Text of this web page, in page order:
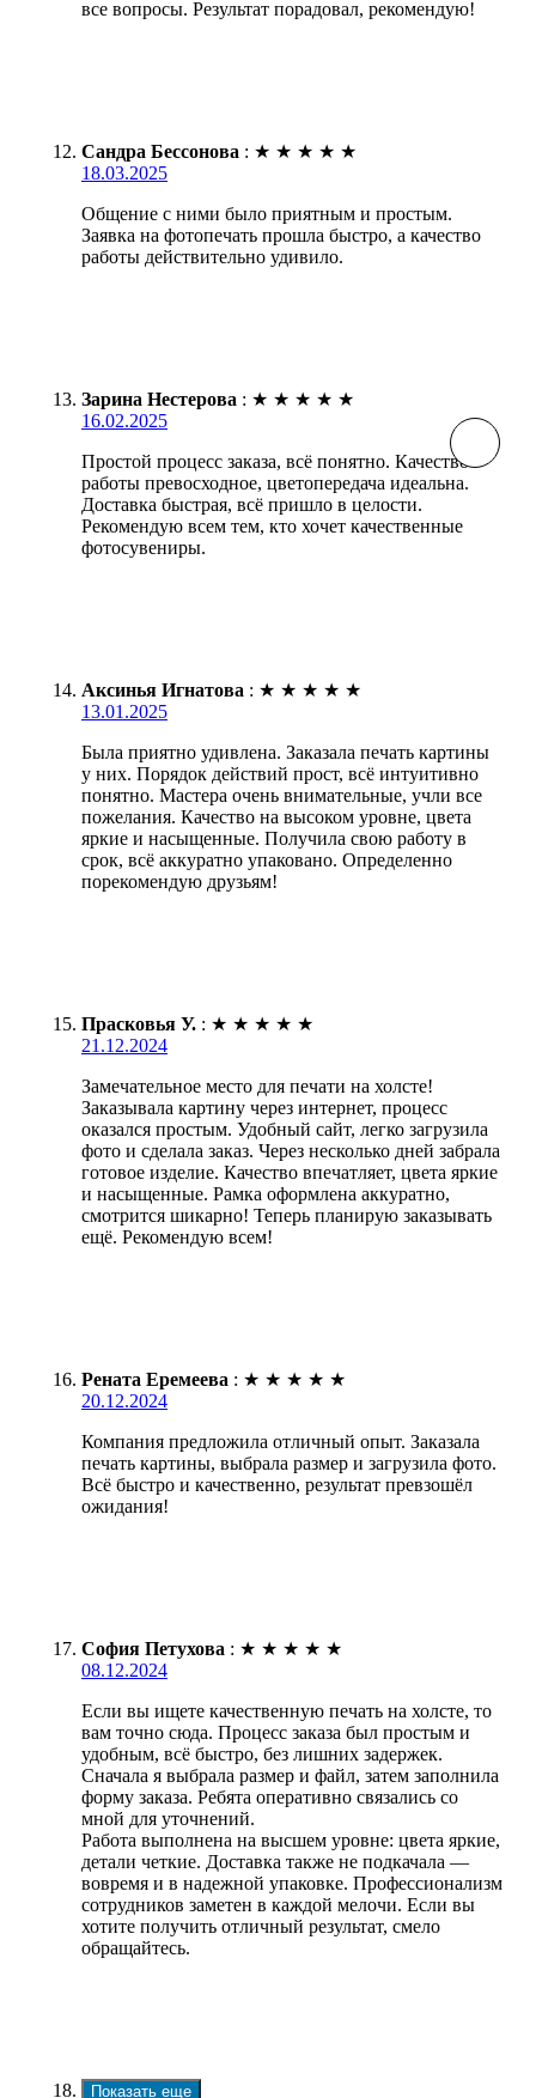
все вопросы. Результат порадовал, рекомендую!
Сандра Бессонова : ★ ★ ★ ★ ★
18.03.2025
Общение с ними было приятным и простым.
Заявка на фотопечать прошла быстро, а качество
работы действительно удивило.
Зарина Нестерова : ★ ★ ★ ★ ★
16.02.2025
Простой процесс заказа, всё понятно. Качество
работы превосходное, цветопередача идеальна.
Доставка быстрая, всё пришло в целости.
Рекомендую всем тем, кто хочет качественные
фотосувениры.
Аксинья Игнатова : ★ ★ ★ ★ ★
13.01.2025
Была приятно удивлена. Заказала печать картины
у них. Порядок действий прост, всё интуитивно
понятно. Мастера очень внимательные, учли все
пожелания. Качество на высоком уровне, цвета
яркие и насыщенные. Получила свою работу в
срок, всё аккуратно упаковано. Определенно
порекомендую друзьям!
Прасковья У. : ★ ★ ★ ★ ★
21.12.2024
Замечательное место для печати на холсте!
Заказывала картину через интернет, процесс
оказался простым. Удобный сайт, легко загрузила
фото и сделала заказ. Через несколько дней забрала
готовое изделие. Качество впечатляет, цвета яркие
и насыщенные. Рамка оформлена аккуратно,
смотрится шикарно! Теперь планирую заказывать
ещё. Рекомендую всем!
Рената Еремеева : ★ ★ ★ ★ ★
20.12.2024
Компания предложила отличный опыт. Заказала
печать картины, выбрала размер и загрузила фото.
Всё быстро и качественно, результат превзошёл
ожидания!
София Петухова : ★ ★ ★ ★ ★
08.12.2024
Если вы ищете качественную печать на холсте, то
вам точно сюда. Процесс заказа был простым и
удобным, всё быстро, без лишних задержек.
Сначала я выбрала размер и файл, затем заполнила
форму заказа. Ребята оперативно связались со
мной для уточнений.
Работа выполнена на высшем уровне: цвета яркие,
детали четкие. Доставка также не подкачала —
вовремя и в надежной упаковке. Профессионализм
сотрудников заметен в каждой мелочи. Если вы
хотите получить отличный результат, смело
обращайтесь.
Показать еще